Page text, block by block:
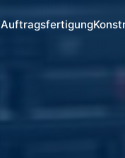
Auftragsfertigung